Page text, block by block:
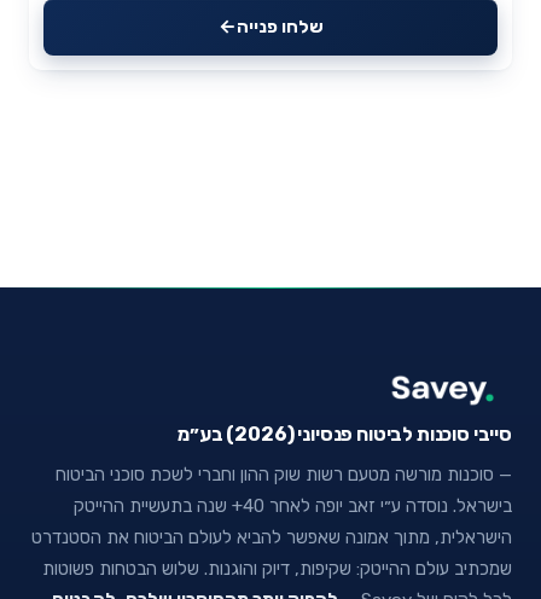
שלחו פנייה
סייבי סוכנות לביטוח פנסיוני (2026) בע״מ
— סוכנות מורשה מטעם רשות שוק ההון וחברי לשכת סוכני הביטוח
בישראל. נוסדה ע״י זאב יופה לאחר 40+ שנה בתעשיית ההייטק
הישראלית, מתוך אמונה שאפשר להביא לעולם הביטוח את הסטנדרט
שמכתיב עולם ההייטק: שקיפות, דיוק והוגנות. שלוש הבטחות פשוטות